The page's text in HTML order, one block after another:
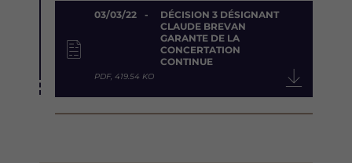
Document
03/03/22
DÉCISION 3 DÉSIGNANT
CLAUDE BREVAN
GARANTE DE LA
CONCERTATION
CONTINUE
PDF, 419.54 KO